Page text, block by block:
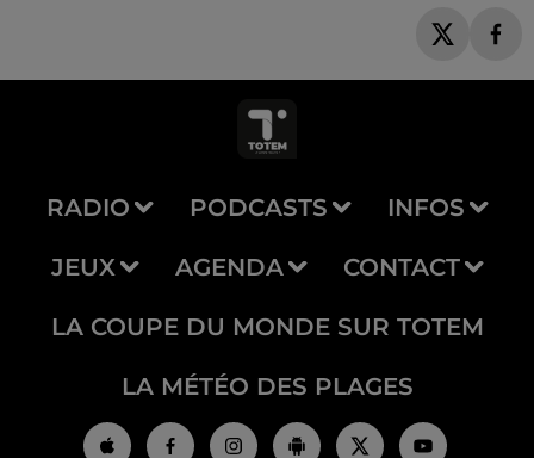
RADIO PODCASTS INFOS
JEUX AGENDA CONTACT
LA COUPE DU MONDE SUR TOTEM
LA MÉTÉO DES PLAGES